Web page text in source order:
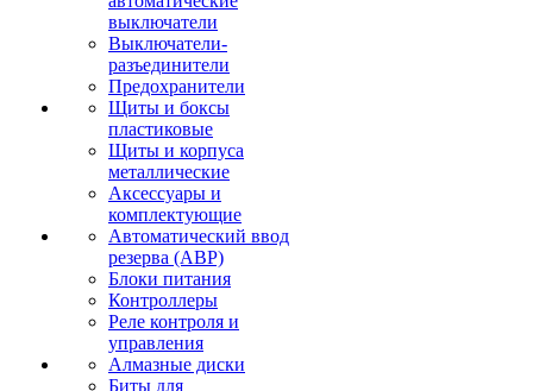
выключатели
Выключатели-
разъединители
Предохранители
Щиты и боксы
пластиковые
Щиты и корпуса
металлические
Аксессуары и
комплектующие
Автоматический ввод
резерва (АВР)
Блоки питания
Контроллеры
Реле контроля и
управления
Алмазные диски
Биты для